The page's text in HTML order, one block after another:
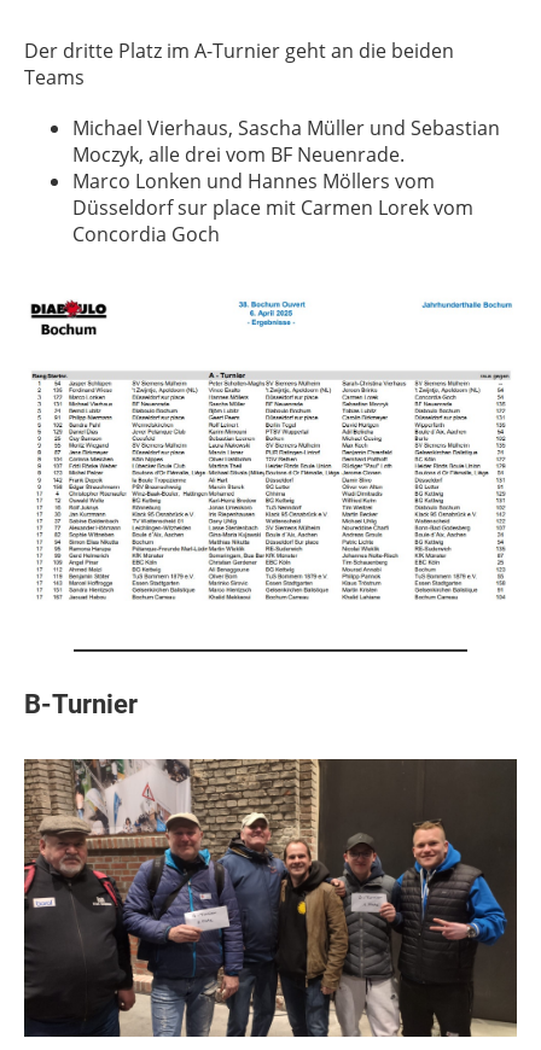
Der dritte Platz im A-Turnier geht an die beiden
Teams
Michael Vierhaus, Sascha Müller und Sebastian
Moczyk, alle drei vom BF Neuenrade.
Marco Lonken und Hannes Möllers vom
Düsseldorf sur place mit Carmen Lorek vom
Concordia Goch
B-Turnier